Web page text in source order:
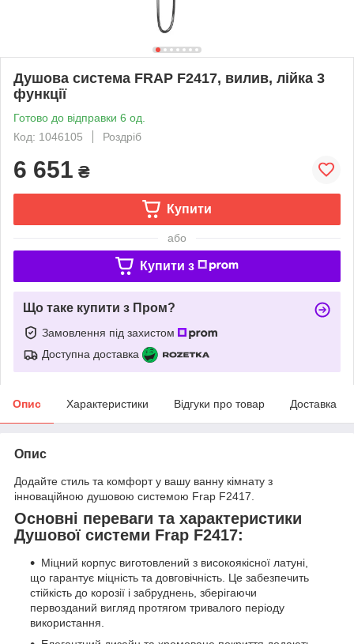
Душова система FRAP F2417, вилив, лійка 3
функції
Готово до відправки 6 од.
Код: 1046105
Роздріб
6 651 ₴
Купити
або
Купити з
Що таке купити з Пром?
Замовлення під захистом
Доступна доставка
Опис Характеристики Відгуки про товар Доставка
Опис
Додайте стиль та комфорт у вашу ванну кімнату з
інноваційною душовою системою Frap F2417.
Основні переваги та характеристики
Душової системи Frap F2417:
Міцний корпус виготовлений з високоякісної латуні,
що гарантує міцність та довговічність. Це забезпечить
стійкість до корозії і забруднень, зберігаючи
первозданий вигляд протягом тривалого періоду
використання.